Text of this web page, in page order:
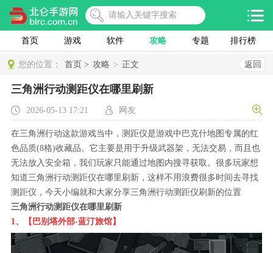
首页 游戏 软件 攻略 专题 排行榜
返回
您的位置： 首页 > 攻略 > 正文
三角洲行动测距仪在哪里刷新
2026-05-13 17:21 网友
在三角洲行动这款游戏当中，测距仪是游戏中巴克什地图专属的红
色品质(8格)收藏品。它主要是用于升级武器架，‌无法交易，而且也
无法放入安全箱‌，我们玩家只能通过地图内搜寻获取。很多玩家想
知道三角洲行动测距仪在哪里刷新，这样不用浪费很多时间去寻找
测距仪，今天小编就和大家分享三角洲行动测距仪刷新的位置
三角洲行动测距仪在哪里刷新
1、【巴别塔外部-蓝汀旅馆】